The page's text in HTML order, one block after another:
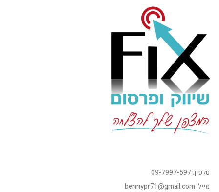
טלפון: 09-7997-597
מייל: bennypr71@gmail.com